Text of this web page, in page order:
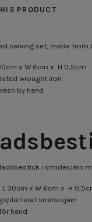
PRODUCT
serving set, made from
x W 6cm x H 0,5cm
wrought iron
by hand
i smidesjärn
L 30cm x W 6cm x H
smidesjärn
hand